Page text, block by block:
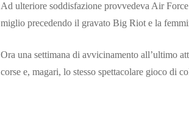
Ad ulteriore soddisfazione provvedeva Air
miglio precedendo il gravato Big Riot e la
Ora una settimana di avvicinamento all’ultimo
corse e, magari, lo stesso spettacolare gioco di